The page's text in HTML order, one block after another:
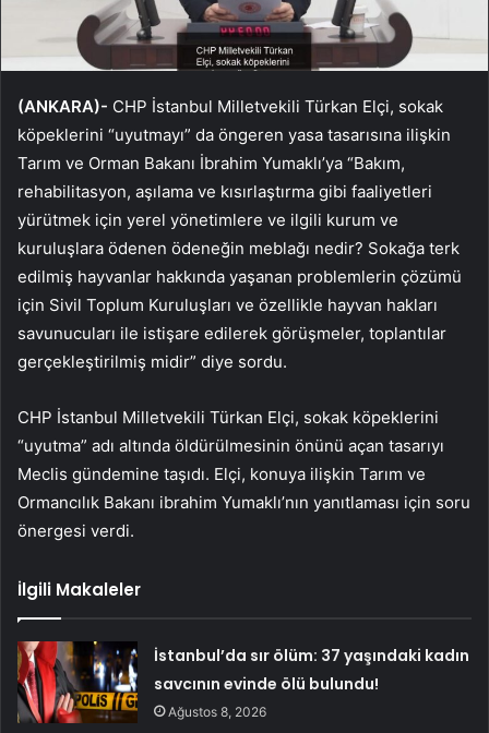
(ANKARA)- CHP İstanbul Milletvekili Türkan Elçi, sokak
köpeklerini “uyutmayı” da öngeren yasa tasarısına ilişkin
Tarım ve Orman Bakanı İbrahim Yumaklı’ya “Bakım,
rehabilitasyon, aşılama ve kısırlaştırma gibi faaliyetleri
yürütmek için yerel yönetimlere ve ilgili kurum ve
kuruluşlara ödenen ödeneğin meblağı nedir? Sokağa terk
edilmiş hayvanlar hakkında yaşanan problemlerin çözümü
için Sivil Toplum Kuruluşları ve özellikle hayvan hakları
savunucuları ile istişare edilerek görüşmeler, toplantılar
gerçekleştirilmiş midir” diye sordu.
CHP İstanbul Milletvekili Türkan Elçi, sokak köpeklerini
“uyutma” adı altında öldürülmesinin önünü açan tasarıyı
Meclis gündemine taşıdı. Elçi, konuya ilişkin Tarım ve
Ormancılık Bakanı ibrahim Yumaklı’nın yanıtlaması için soru
önergesi verdi.
İlgili Makaleler
İstanbul’da sır ölüm: 37 yaşındaki kadın
savcının evinde ölü bulundu!
Ağustos 8, 2026